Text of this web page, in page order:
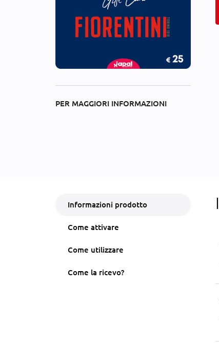
PER MAGGIORI INFORMAZIONI
Informazioni prodotto
Come attivare
Come utilizzare
Come la ricevo?